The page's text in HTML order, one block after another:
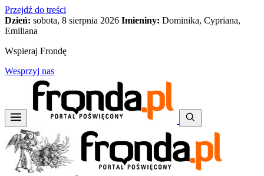
Przejdź do treści
Dzień: sobota, 8 sierpnia 2026 Imieniny: Dominika, Cypriana,
Emiliana
Wspieraj Frondę
Wesprzyj nas